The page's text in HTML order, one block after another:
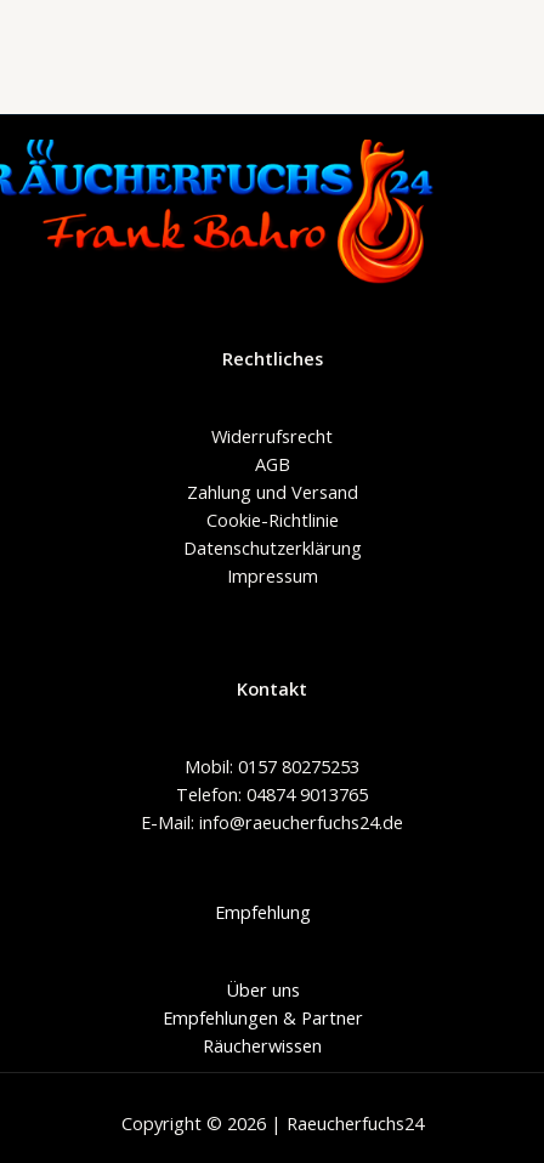
Rechtliches
Widerrufsrecht
AGB
Zahlung und Versand
Cookie-Richtlinie
Datenschutzerklärung
Impressum
Kontakt
Mobil: 0157 80275253
Telefon: 04874 9013765
E-Mail: info@raeucherfuchs24.de
Empfehlung
Über uns
Empfehlungen & Partner
Räucherwissen
Copyright © 2026 | Raeucherfuchs24